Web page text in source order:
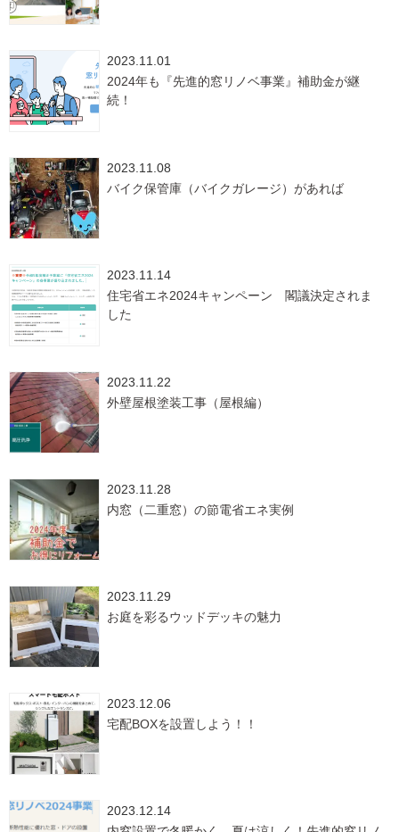
2023.11.01
2024年も『先進的窓リノベ事業』補助金が継
続！
2023.11.08
バイク保管庫（バイクガレージ）があれば
2023.11.14
住宅省エネ2024キャンペーン 閣議決定されま
した
2023.11.22
外壁屋根塗装工事（屋根編）
2023.11.28
内窓（二重窓）の節電省エネ実例
2023.11.29
お庭を彩るウッドデッキの魅力
2023.12.06
宅配BOXを設置しよう！！
2023.12.14